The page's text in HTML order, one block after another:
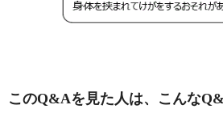
このQ&Aを見た人は、こんな